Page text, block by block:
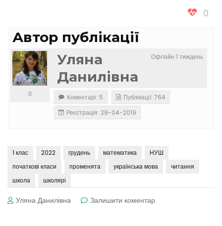
0
Автор публікації
Офлайн 1 тиждень
Уляна
Данилівна
0 Коментарі: 5
Публікації: 764
Реєстрація: 29-04-2019
1 клас 2022 грудень математика
НУШ
початкові класи
променята українська мова
читання
школа
школярі
Уляна Данилівна Залишити коментардо